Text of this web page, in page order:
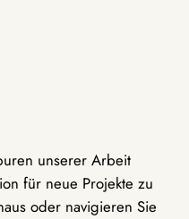
unserer Arbeit
für neue Projekte zu
oder navigieren Sie